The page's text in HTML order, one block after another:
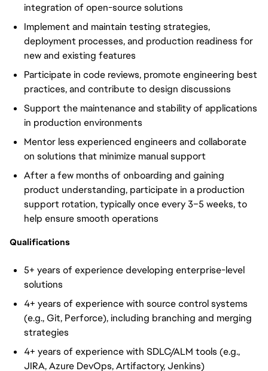
integration of open-source solutions
Implement and maintain testing strategies,
deployment processes, and production readiness for
new and existing features
Participate in code reviews, promote engineering best
practices, and contribute to design discussions
Support the maintenance and stability of applications
in production environments
Mentor less experienced engineers and collaborate
on solutions that minimize manual support
After a few months of onboarding and gaining
product understanding, participate in a production
support rotation, typically once every 3–5 weeks, to
help ensure smooth operations
Qualifications
5+ years of experience developing enterprise-level
solutions
4+ years of experience with source control systems
(e.g., Git, Perforce), including branching and merging
strategies
4+ years of experience with SDLC/ALM tools (e.g.,
JIRA, Azure DevOps, Artifactory, Jenkins)